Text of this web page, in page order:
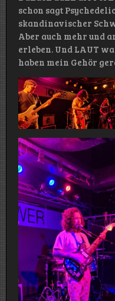
schon sagt
skandinavischer
Aber auch mehr und
erleben. Und LAUT
haben mein Gehör